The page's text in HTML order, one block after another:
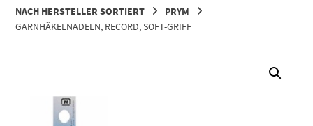
NACH HERSTELLER SORTIERT
PRYM
GARNHÄKELNADELN, RECORD, SOFT-GRIFF